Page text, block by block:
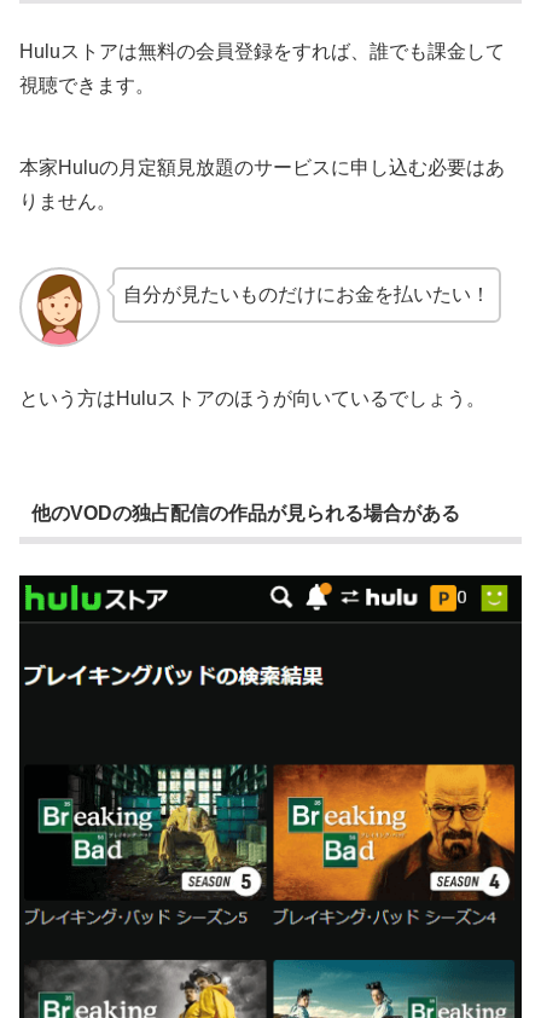
Huluストアは無料の会員登録をすれば、誰でも課金して
視聴できます。
本家Huluの月定額見放題のサービスに申し込む必要はあ
りません。
自分が見たいものだけにお金を払いたい！
という方はHuluストアのほうが向いているでしょう。
他のVODの独占配信の作品が見られる場合がある